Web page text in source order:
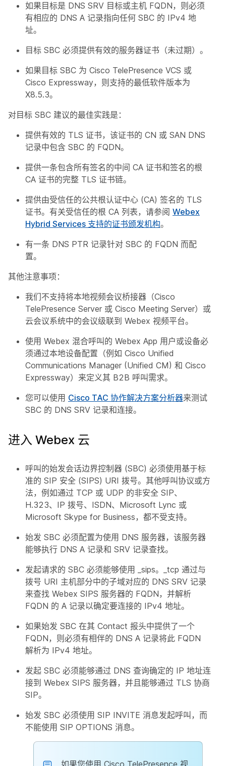
如果目标是 DNS SRV 目标或主机 FQDN，则必须
有相应的 DNS A 记录指向任何 SBC 的 IPv4 地
址。
目标 SBC 必须提供有效的服务器证书（未过期）。
如果目标 SBC 为 Cisco TelePresence VCS 或
Cisco Expressway，则支持的最低软件版本为
X8.5.3。
对目标 SBC 建议的最佳实践是：
提供有效的 TLS 证书，该证书的 CN 或 SAN DNS
记录中包含 SBC 的 FQDN。
提供一条包含所有签名的中间 CA 证书和签名的根
CA 证书的完整 TLS 证书链。
提供由受信任的公共根认证中心 (CA) 签名的 TLS
证书。有关受信任的根 CA 列表，请参阅 Webex
Hybrid Services 支持的证书颁发机构。
有一条 DNS PTR 记录针对 SBC 的 FQDN 而配
置。
其他注意事项：
我们不支持将本地视频会议桥接器（Cisco
TelePresence Server 或 Cisco Meeting Server）或
云会议系统中的会议级联到 Webex 视频平台。
使用 Webex 混合呼叫的 Webex App 用户或设备必
须通过本地设备配置（例如 Cisco Unified
Communications Manager (Unified CM) 和 Cisco
Expressway）来定义其 B2B 呼叫需求。
您可以使用 Cisco TAC 协作解决方案分析器来测试
SBC 的 DNS SRV 记录和连接。
进入 Webex 云
呼叫的始发会话边界控制器 (SBC) 必须使用基于标
准的 SIP 安全 (SIPS) URI 拨号。其他呼叫协议或方
法，例如通过 TCP 或 UDP 的非安全 SIP、
H.323、IP 拨号、ISDN、Microsoft Lync 或
Microsoft Skype for Business，都不受支持。
始发 SBC 必须配置为使用 DNS 服务器，该服务器
能够执行 DNS A 记录和 SRV 记录查找。
发起请求的 SBC 必须能够使用 _sips。_tcp 通过与
拨号 URI 主机部分中的子域对应的 DNS SRV 记录
来查找 Webex SIPS 服务器的 FQDN，并解析
FQDN 的 A 记录以确定要连接的 IPv4 地址。
如果始发 SBC 在其 Contact 报头中提供了一个
FQDN，则必须有相伴的 DNS A 记录将此 FQDN
解析为 IPv4 地址。
发起 SBC 必须能够通过 DNS 查询确定的 IP 地址连
接到 Webex SIPS 服务器，并且能够通过 TLS 协商
SIP。
始发 SBC 必须使用 SIP INVITE 消息发起呼叫，而
不能使用 SIP OPTIONS 消息。
如果您使用 Cisco TelePresence 视